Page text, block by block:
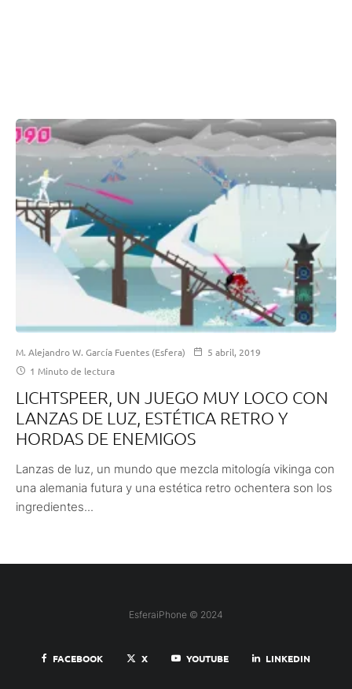
M. Alejandro W. García Fuentes (Esfera)
5 abril, 2019
1 Minuto de lectura
LICHTSPEER, UN JUEGO MUY LOCO CON
LANZAS DE LUZ, ESTÉTICA RETRO Y
HORDAS DE ENEMIGOS
Lanzas de luz, un mundo que mezcla mitología vikinga con
una alemania futura y una estética retro ochentera son los
ingredientes...
EsferaiPhone © 2024
FACEBOOK X YOUTUBE LINKEDIN